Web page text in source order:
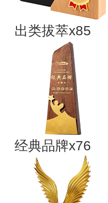
出类拔萃x85
经典品牌x76